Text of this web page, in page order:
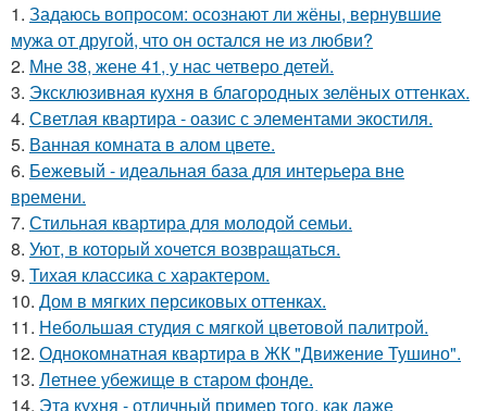
1. Задаюсь вопросом: осознают ли жёны, вернувшие
мужа от другой, что он остался не из любви?
2. Мне 38, жене 41, у нас четверо детей.
3. Эксклюзивная кухня в благородных зелёных оттенках.
4. Светлая квартира - оазис с элементами экостиля.
5. Ванная комната в алом цвете.
6. Бежевый - идеальная база для интерьера вне
времени.
7. Стильная квартира для молодой семьи.
8. Уют, в который хочется возвращаться.
9. Тихая классика с характером.
10. Дом в мягких персиковых оттенках.
11. Небольшая студия с мягкой цветовой палитрой.
12. Однокомнатная квартира в ЖК "Движение Тушино".
13. Летнее убежище в старом фонде.
14. Эта кухня - отличный пример того, как даже